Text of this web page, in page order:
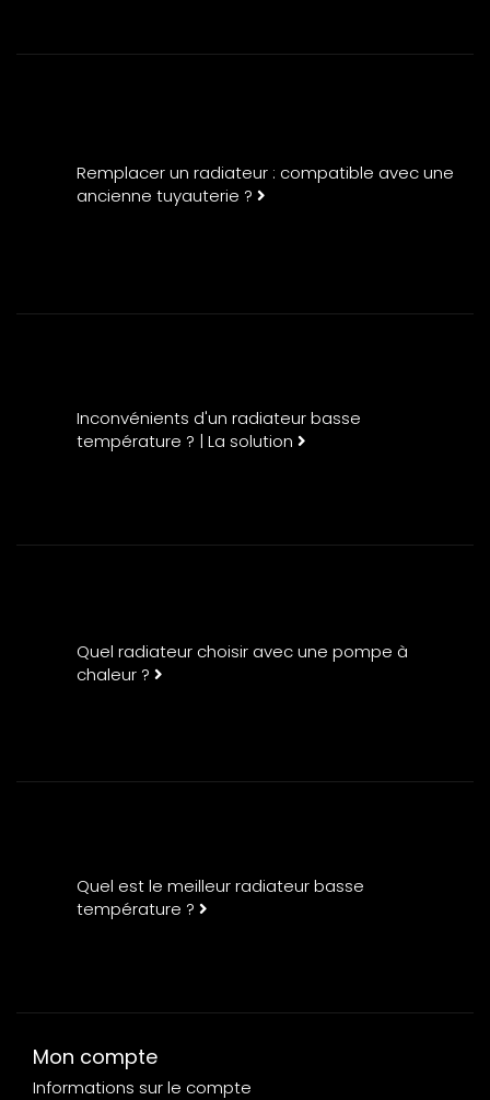
Remplacer un radiateur : compatible avec une
ancienne tuyauterie ?
Inconvénients d'un radiateur basse
température ? | La solution
Quel radiateur choisir avec une pompe à
chaleur ?
Quel est le meilleur radiateur basse
température ?
Mon compte
Informations sur le compte